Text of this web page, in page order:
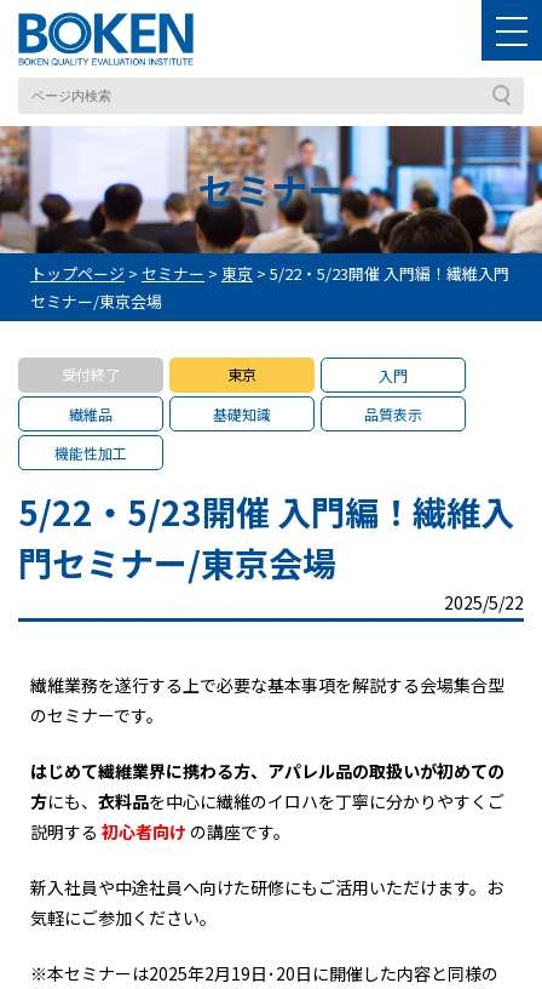
セミナー
トップページ > セミナー > 東京 > 5/22・5/23開催 入門編！繊維入門
セミナー/東京会場
受付終了 東京
入門
繊維品
基礎知識
品質表示
機能性加工
5/22・5/23開催 入門編！繊維入
門セミナー/東京会場
2025/5/22
繊維業務を遂行する上で必要な基本事項を解説する会場集合型
のセミナーです。
はじめて繊維業界に携わる方、アパレル品の取扱いが初めての
方にも、 衣料品を中心に繊維のイロハを丁寧に分かりやすくご
説明する 初心者向け の講座です。
新入社員や中途社員へ向けた研修にもご活用いただけます。お
気軽にご参加ください。
※本セミナーは2025年2月19日･20日に開催した内容と同様の